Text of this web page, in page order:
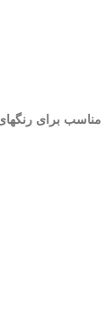
مناسب برای رنگهای